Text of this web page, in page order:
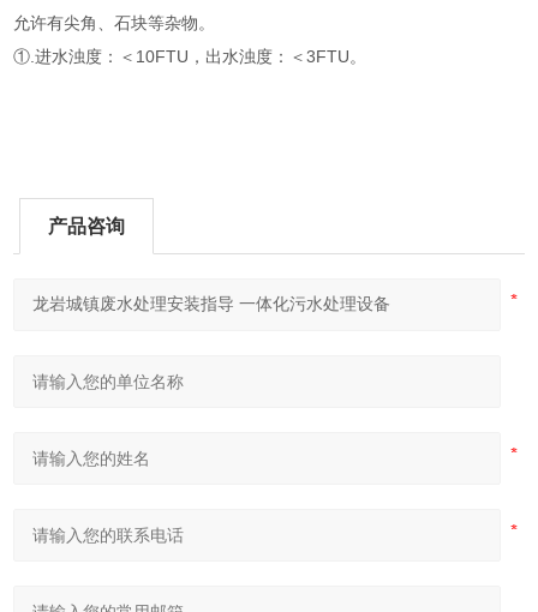
允许有尖角、石块等杂物。
①.进水浊度：＜10FTU，出水浊度：＜3FTU。
产品咨询